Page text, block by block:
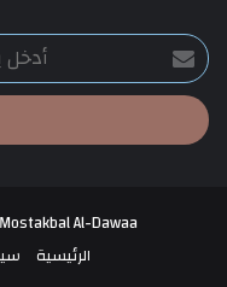
أدخل
بريدك
الإلكتروني
Al-Dawaa
الرئيسية